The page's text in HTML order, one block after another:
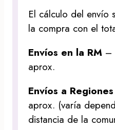
El cálculo del envío
la compra con el
Envíos en la RM –
aprox.
Envíos a Regiones
aprox. (varía
distancia de la